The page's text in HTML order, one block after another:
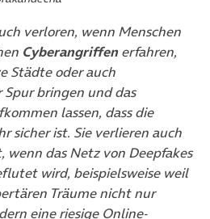
verloren, wenn Menschen
Cyberangriffenerfahren,
Städte oder auch
Spur bringen und das
lassen, dass die
sicher ist. Sie verlieren auch
wenn das Netz von Deepfakes
wird, beispielsweise weil
Träume nicht nur
eine riesige Online-